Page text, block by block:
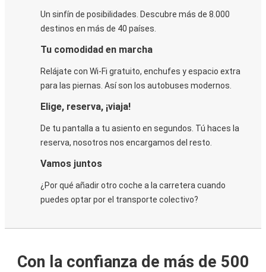
Un sinfín de posibilidades. Descubre más de 8.000
destinos en más de 40 países.
Tu comodidad en marcha
Relájate con Wi-Fi gratuito, enchufes y espacio extra
para las piernas. Así son los autobuses modernos.
Elige, reserva, ¡viaja!
De tu pantalla a tu asiento en segundos. Tú haces la
reserva, nosotros nos encargamos del resto.
Vamos juntos
¿Por qué añadir otro coche a la carretera cuando
puedes optar por el transporte colectivo?
Con la confianza de más de 500